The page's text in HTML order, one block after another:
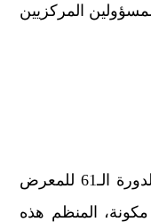
المركزيين
وأشرف السيد الوزير على افتتاح الدورة الـ61 للمعرض
المنظم هذه